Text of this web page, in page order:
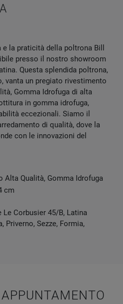
la praticità della poltrona Bill
presso il nostro showroom
Questa splendida poltrona,
vanta un pregiato rivestimento
Gomma Idrofuga di alta
in gomma idrofuga,
eccezionali. Siamo il
di qualità, dove la
con le innovazioni del
Alta Qualità, Gomma Idrofuga
cm
Le Corbusier 45/B, Latina
Priverno, Sezze, Formia,